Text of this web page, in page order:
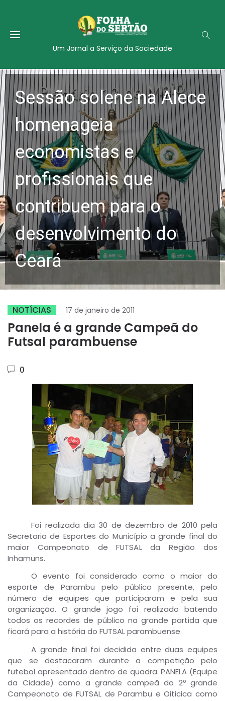
Um Jornal a Serviço da Sociedade
Sessão solene na Alece
homenageia
economistas e
profissionais que
contribuem para o
desenvolvimento do
Ceará
NOTÍCIAS 17 de janeiro de 2011
Panela é a grande Campeã do
Futsal parambuense
0
Foi realizada dia 30 de dezembro de 2010 pela
Secretaria de Esportes do Município a grande final do
maior Campeonato de FUTSAL da Região dos
Inhamuns.
O evento foi considerado como o maior do
esporte de Parambu pelo público presente, pelo
número de equipes que participaram e pela sua
organização. O grande jogo foi realizado batendo
todos os recordes de público na grande partida que
ficará para a história do FUTSAL parambuense.
A grande final foi decidida entre duas equipes
que se destacaram durante a competição pelo
futebol apresentado dentro de quadra. PANELA (Equipe
da Cidade) como a grande campeã do 2º grande
Campeonato de FUTSAL de Parambu e Oiticica como